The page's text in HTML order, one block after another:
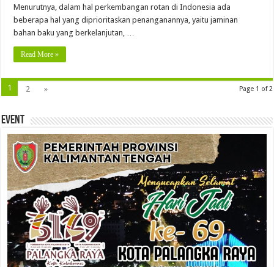
Menurutnya, dalam hal perkembangan rotan di Indonesia ada
beberapa hal yang diprioritaskan penanganannya, yaitu jaminan
bahan baku yang berkelanjutan, …
Read More »
Page 1 of 2
1 2 »
Event